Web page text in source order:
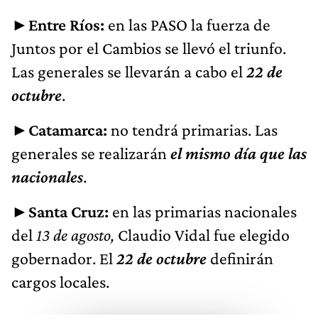
► Entre Ríos: en las PASO la fuerza de
Juntos por el Cambios se llevó el triunfo.
Las generales se llevarán a cabo el 22 de
octubre.
► Catamarca: no tendrá primarias. Las
generales se realizarán el mismo día que las
nacionales.
► Santa Cruz: en las primarias nacionales
del 13 de agosto, Claudio Vidal fue elegido
gobernador. El 22 de octubre definirán
cargos locales.